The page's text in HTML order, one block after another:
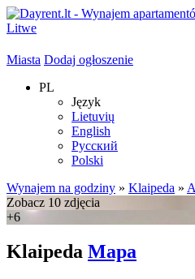
Miasta Dodaj ogłoszenie
PL
Język
Lietuvių
English
Русский
Polski
Wynajem na godziny » Klaipeda »
Zobacz 10 zdjęcia
+6
Klaipeda Mapa